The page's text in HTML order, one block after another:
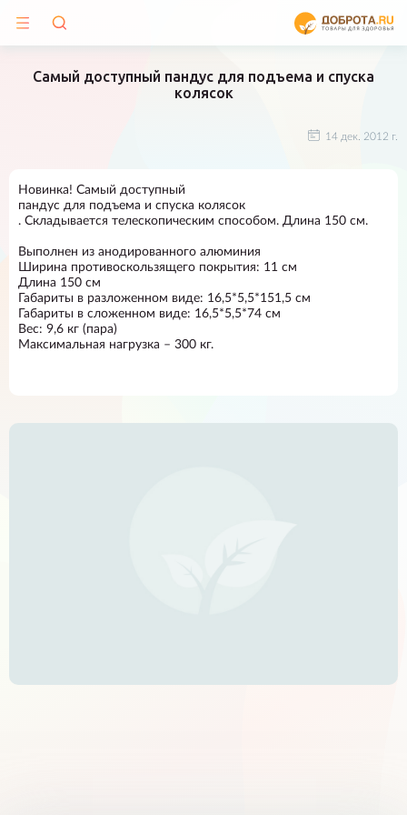
Самый доступный пандус для подъема и спуска
колясок
14 дек. 2012 г.
Новинка! Самый доступный
пандус для подъема и спуска колясок
. Складывается телескопическим способом. Длина 150 см.
Выполнен из анодированного алюминия
Ширина противоскользящего покрытия: 11 см
Длина 150 см
Габариты в разложенном виде: 16,5*5,5*151,5 см
Габариты в сложенном виде: 16,5*5,5*74 см
Вес: 9,6 кг (пара)
Максимальная нагрузка – 300 кг.